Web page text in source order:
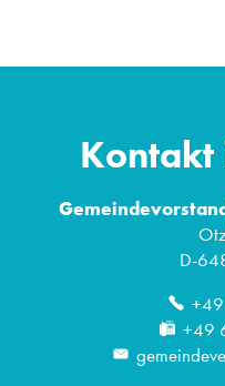
Kontakt
D-
+49